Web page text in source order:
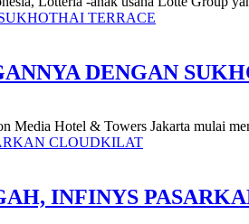
DENGAN
Media Hotel & Towers Jakarta mulai
INFINYS